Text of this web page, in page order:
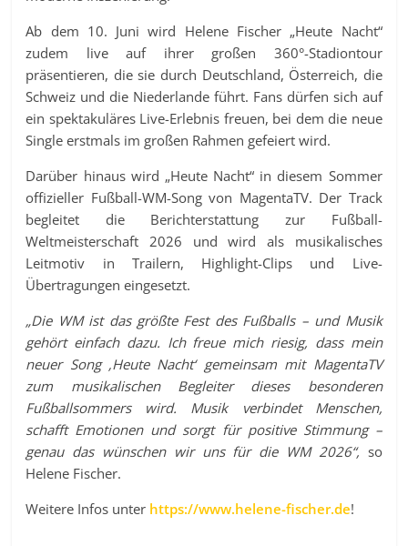
Ab dem 10. Juni wird Helene Fischer „Heute Nacht“
zudem live auf ihrer großen 360°-Stadiontour
präsentieren, die sie durch Deutschland, Österreich, die
Schweiz und die Niederlande führt. Fans dürfen sich auf
ein spektakuläres Live-Erlebnis freuen, bei dem die neue
Single erstmals im großen Rahmen gefeiert wird.
Darüber hinaus wird „Heute Nacht“ in diesem Sommer
offizieller Fußball-WM-Song von MagentaTV. Der Track
begleitet die Berichterstattung zur Fußball-
Weltmeisterschaft 2026 und wird als musikalisches
Leitmotiv in Trailern, Highlight-Clips und Live-
Übertragungen eingesetzt.
„Die WM ist das größte Fest des Fußballs – und Musik
gehört einfach dazu. Ich freue mich riesig, dass mein
neuer Song ‚Heute Nacht‘ gemeinsam mit MagentaTV
zum musikalischen Begleiter dieses besonderen
Fußballsommers wird. Musik verbindet Menschen,
schafft Emotionen und sorgt für positive Stimmung –
genau das wünschen wir uns für die WM 2026“, so
Helene Fischer.
Weitere Infos unter https://www.helene-fischer.de!